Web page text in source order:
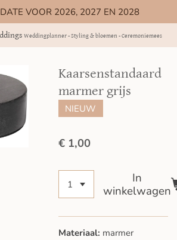
Weddingplanner - Styling & bloemen - Ceremoniemeester
VOOR 2026, 2027 EN 2028
Kaarsenstandaard
marmer grijs
NIEUW
€ 1,00
In
winkelwagen
Materiaal: marmer